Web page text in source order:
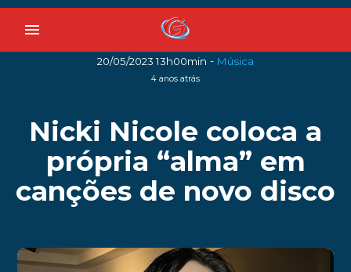
menu
20/05/2023 13h00min - Música
4 anos atrás
Nicki Nicole coloca a
própria “alma” em
canções de novo disco